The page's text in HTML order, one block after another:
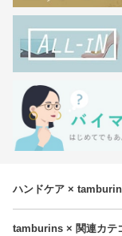
ハンドケア ×
tamburins × 関連カテ